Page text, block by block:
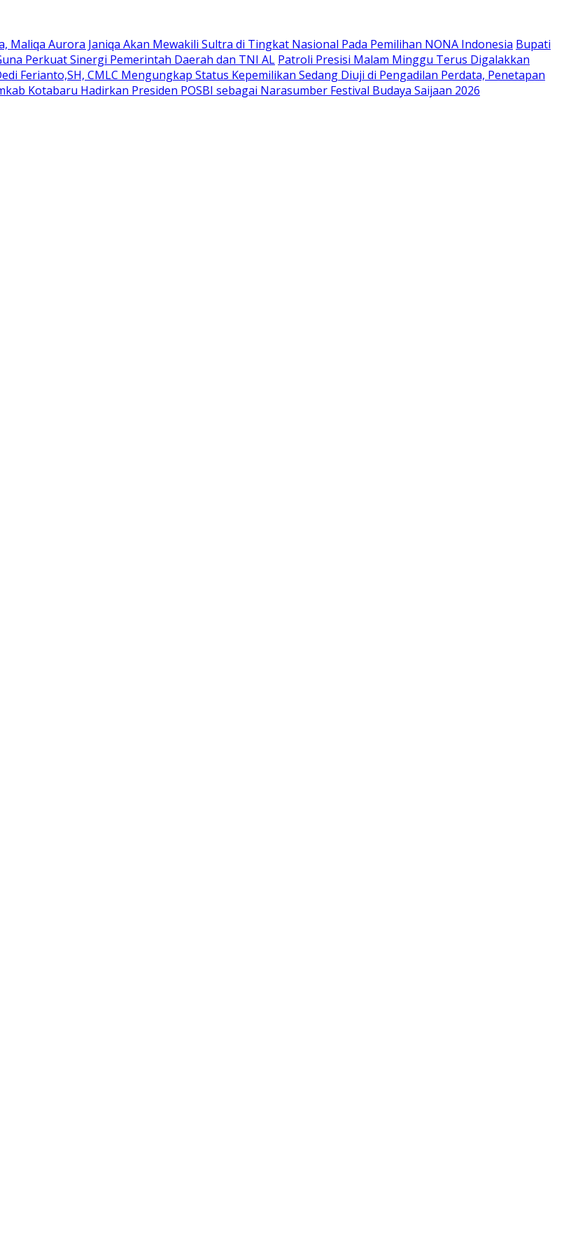
Aurora Janiqa Akan Mewakili Sultra di Tingkat Nasional Pada Pemilihan NONA Indonesia Bupati
Perkuat Sinergi Pemerintah Daerah dan TNI AL Patroli Presisi Malam Minggu Terus Digalakkan
Ferianto,SH, CMLC Mengungkap Status Kepemilikan Sedang Diuji di Pengadilan Perdata, Penetapan
Kotabaru Hadirkan Presiden POSBI sebagai Narasumber Festival Budaya Saijaan 2026